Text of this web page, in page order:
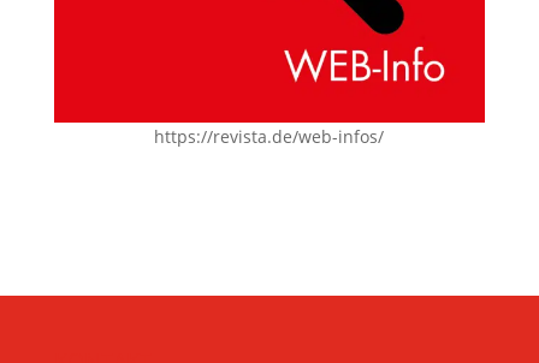
https://revista.de/web-infos/